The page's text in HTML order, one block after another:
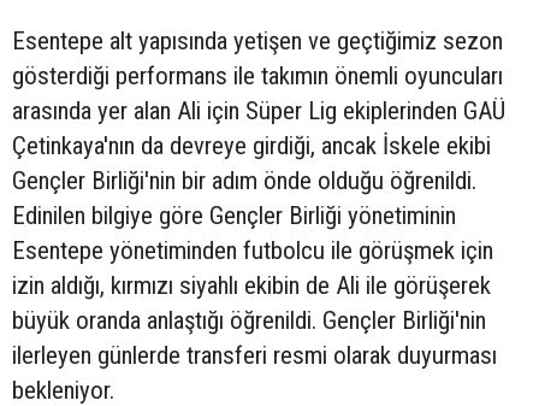
Esentepe alt yapısında yetişen ve geçtiğimiz sezon
gösterdiği performans ile takımın önemli oyuncuları
arasında yer alan Ali için Süper Lig ekiplerinden GAÜ
Çetinkaya'nın da devreye girdiği, ancak İskele ekibi
Gençler Birliği'nin bir adım önde olduğu öğrenildi.
Edinilen bilgiye göre Gençler Birliği yönetiminin
Esentepe yönetiminden futbolcu ile görüşmek için
izin aldığı, kırmızı siyahlı ekibin de Ali ile görüşerek
büyük oranda anlaştığı öğrenildi. Gençler Birliği'nin
ilerleyen günlerde transferi resmi olarak duyurması
bekleniyor.